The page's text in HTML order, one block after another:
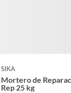
SIKA
Mortero de
Rep 25 kg